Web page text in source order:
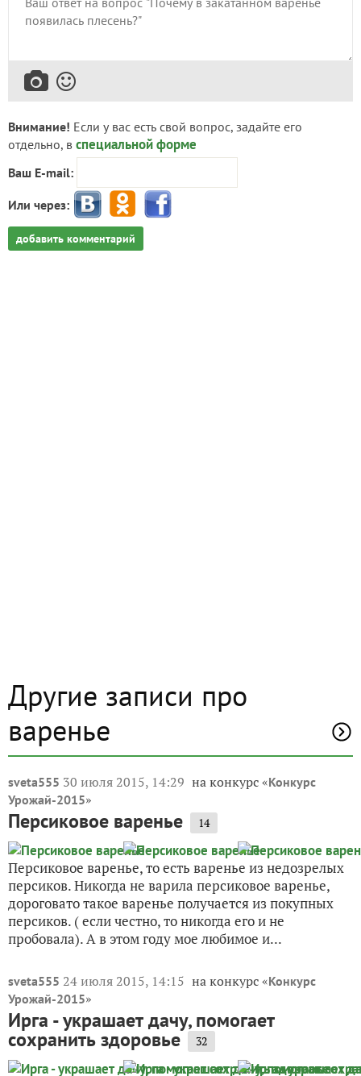
Внимание! Если у вас есть свой вопрос, задайте его
отдельно, в специальной форме
Ваш E-mail:
Или через:
добавить комментарий
Другие записи про
варенье
sveta555 30 июля 2015, 14:29 на конкурс «Конкурс
Урожай-2015»
Персиковое варенье 14
Персиковое варенье, то есть варенье из недозрелых
персиков. Никогда не варила персиковое варенье,
дороговато такое варенье получается из покупных
персиков. ( если честно, то никогда его и не
пробовала). А в этом году мое любимое и...
sveta555 24 июля 2015, 14:15 на конкурс «Конкурс
Урожай-2015»
Ирга - украшает дачу, помогает
сохранить здоровье 32